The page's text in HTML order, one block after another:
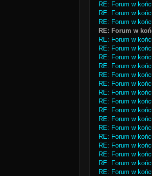
RE: Forum w
RE: Forum w
RE: Forum w
RE: Forum w
RE: Forum w
RE: Forum w
RE: Forum w
RE: Forum w
RE: Forum w
RE: Forum w
RE: Forum w
RE: Forum w
RE: Forum w
RE: Forum w
RE: Forum w
RE: Forum w
RE: Forum w
RE: Forum w
RE: Forum w
RE: Forum w